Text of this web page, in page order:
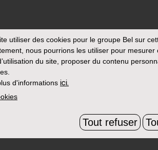
utiliser des cookies pour le groupe Bel sur
nous pourrions les utiliser pour mesurer
du site, proposer du contenu
d'informations ici.
Tout refuser